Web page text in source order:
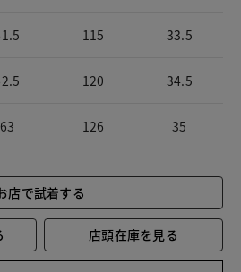
115 33.5
120 34.5
63 126 35
店で試着する
店頭在庫を見る